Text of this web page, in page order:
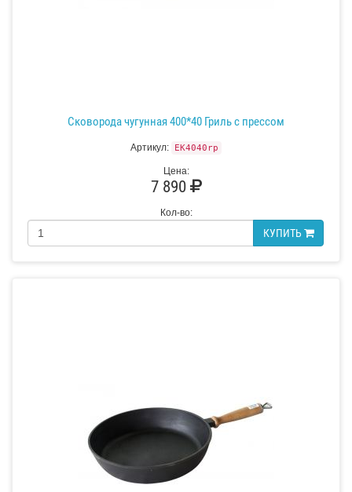
Сковорода чугунная 400*40 Гриль с прессом
Артикул: EK4040rp
Цена:
7 890
Кол-во:
КУПИТЬ